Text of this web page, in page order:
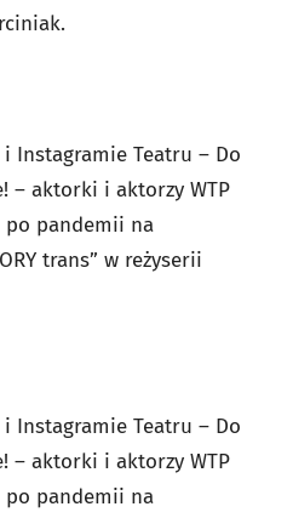
i Instagramie Teatru – Do
– aktorki i aktorzy WTP
po pandemii na
trans” w reżyserii
i Instagramie Teatru – Do
– aktorki i aktorzy WTP
po pandemii na